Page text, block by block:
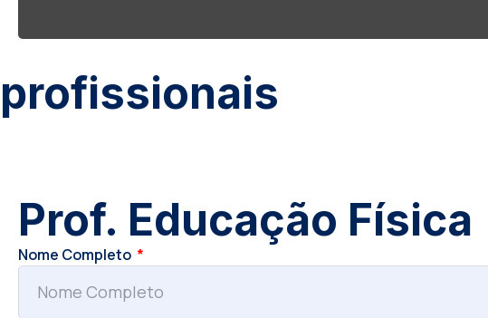
profissionais
Prof. Educação Física
Nome Completo